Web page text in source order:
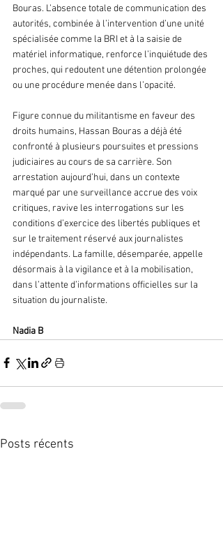
Bouras. L’absence totale de communication des
autorités, combinée à l’intervention d’une unité
spécialisée comme la BRI et à la saisie de
matériel informatique, renforce l’inquiétude des
proches, qui redoutent une détention prolongée
ou une procédure menée dans l’opacité.
Figure connue du militantisme en faveur des
droits humains, Hassan Bouras a déjà été
confronté à plusieurs poursuites et pressions
judiciaires au cours de sa carrière. Son
arrestation aujourd’hui, dans un contexte
marqué par une surveillance accrue des voix
critiques, ravive les interrogations sur les
conditions d’exercice des libertés publiques et
sur le traitement réservé aux journalistes
indépendants. La famille, désemparée, appelle
désormais à la vigilance et à la mobilisation,
dans l’attente d’informations officielles sur la
situation du journaliste.
Nadia B
Posts récents